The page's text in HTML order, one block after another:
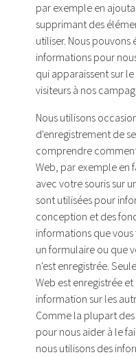
par exemple en
supprimant des
utiliser. Nous
informations pour
qui apparaissent sur
visiteurs à nos
Nous utilisons
d'enregistrement de
comprendre
Web, par exemple en
avec votre souris sur
sont utilisées pour
conception et des
informations que
un formulaire ou que
n'est enregistrée.
Web est enregistrée
information sur les
Comme la plupart
pour nous aider à le
nous utilisons des